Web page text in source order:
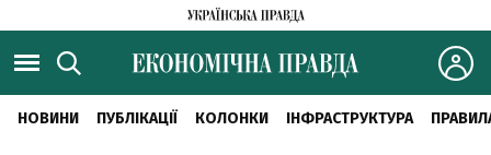
НОВИНИ ПУБЛІКАЦІЇ КОЛОНКИ ІНФРАСТРУКТУРА